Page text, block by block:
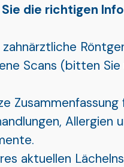
Sie die richtigen
Scans (bitten
Allergien
aktuellen